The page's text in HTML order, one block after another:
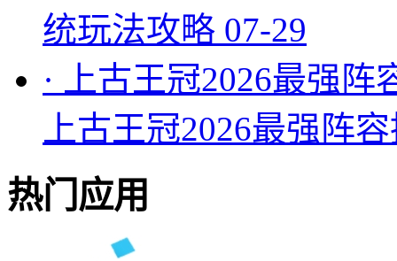
统玩法攻略 07-29
·
上古王冠2026最强
上古王冠2026最强阵
热门应用